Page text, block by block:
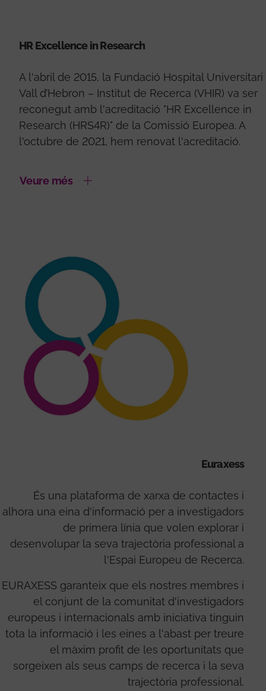
HR Excellence in Research
A l'abril de 2015, la Fundació Hospital Universitari
Vall d’Hebron – Institut de Recerca (VHIR) va ser
reconegut amb l'acreditació "HR Excellence in
Research (HRS4R)" de la Comissió Europea. A
l'octubre de 2021, hem renovat l'acreditació.
Veure més
Euraxess
És una plataforma de xarxa de contactes i
alhora una eina d'informació per a investigadors
de primera línia que volen explorar i
desenvolupar la seva trajectòria professional a
l'Espai Europeu de Recerca.
EURAXESS garanteix que els nostres membres i
el conjunt de la comunitat d'investigadors
europeus i internacionals amb iniciativa tinguin
tota la informació i les eines a l'abast per treure
el màxim profit de les oportunitats que
sorgeixen als seus camps de recerca i la seva
trajectòria professional.